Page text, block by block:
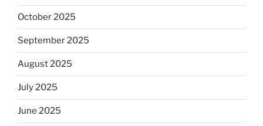
October 2025
September 2025
August 2025
July 2025
June 2025